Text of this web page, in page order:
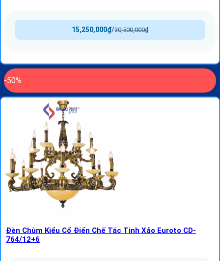
30,500,000₫
/
15,250,000₫
-50%
Đèn Chùm Kiểu Cổ Điển Chế Tác Tinh Xảo Euroto CD-
764/12+6